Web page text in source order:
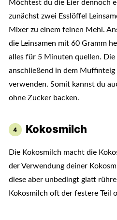
Möchtest du die Eier dennoch
zunächst zwei Esslöffel
Mixer zu einem feinen Mehl.
die Leinsamen mit 60 Gramm
alles für 5 Minuten quellen.
anschließend in dem Muffinteig
verwenden. Somit kannst du
ohne Zucker backen.
Kokosmilch
Die Kokosmilch macht die
der Verwendung deiner
diese aber unbedingt glatt
Kokosmilch oft der festere Teil